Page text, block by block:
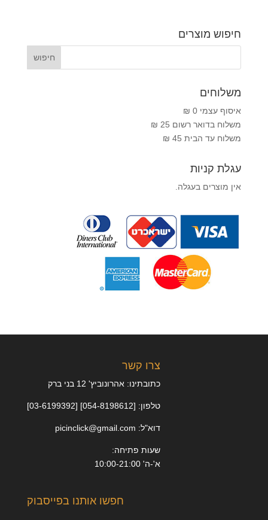
חיפוש מוצרים
משלוחים
איסוף עצמי 0 ₪
משלוח בדואר רשום 25 ₪
משלוח עד הבית 45 ₪
עגלת קניות
אין מוצרים בעגלה.
צרו קשר
כתובתינו: אהרונוביץ' 12 בני ברק
טלפון: [054-8198612] [03-6199392]
דוא"ל: picinclick@gmail.com
שעות פתיחה:
א'-ה' 10:00-21:00
חפשו אותנו בפייסבוק